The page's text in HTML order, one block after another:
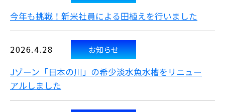
今年も挑戦！新米社員による田植えを行いました
2026.4.28 お知らせ
Jゾーン「日本の川」の希少淡水魚水槽をリニュー
アルしました